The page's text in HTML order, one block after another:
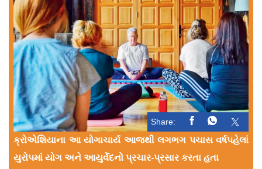
Share:
ક્રોએશિયાના આ યોગાચાર્ય આજથી લગભગ પચાસ વર્ષપહેલાં
યુરોપમાં યોગ અને આયુર્વેદનો પ્રચાર-પ્રસાર કરતા હતા